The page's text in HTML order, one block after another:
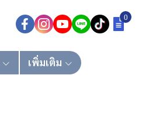
0
เพิ่มเติม